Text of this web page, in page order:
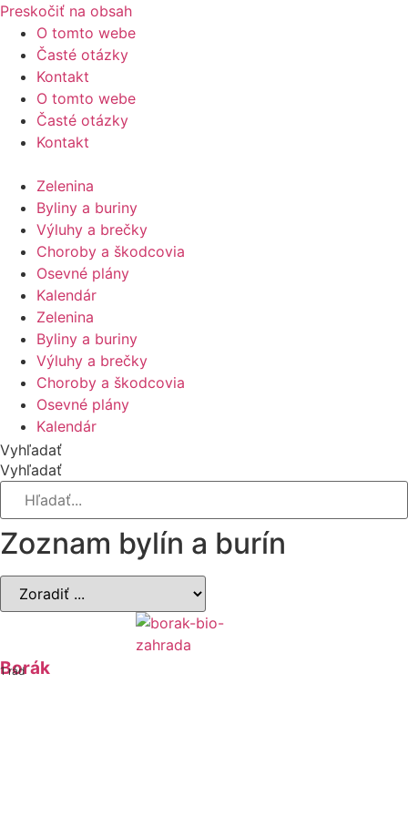
Preskočiť na obsah
O tomto webe
Časté otázky
Kontakt
O tomto webe
Časté otázky
Kontakt
Zelenina
Byliny a buriny
Výluhy a brečky
Choroby a škodcovia
Osevné plány
Kalendár
Zelenina
Byliny a buriny
Výluhy a brečky
Choroby a škodcovia
Osevné plány
Kalendár
Vyhľadať
Vyhľadať
Zoznam bylín a burín
Borák
1 rád